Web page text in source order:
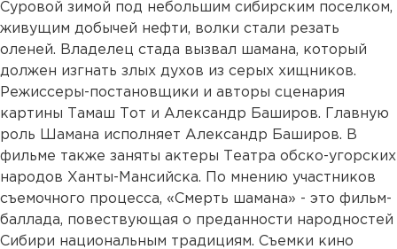
Суровой зимой под небольшим сибирским поселком,
живущим добычей нефти, волки стали резать
оленей. Владелец стада вызвал шамана, который
должен изгнать злых духов из серых хищников.
Режиссеры-постановщики и авторы сценария
картины Тамаш Тот и Александр Баширов. Главную
роль Шамана исполняет Александр Баширов. В
фильме также заняты актеры Театра обско-угорских
народов Ханты-Мансийска. По мнению участников
съемочного процесса, «Смерть шамана» - это фильм-
баллада, повествующая о преданности народностей
Сибири национальным традициям. Съемки кино